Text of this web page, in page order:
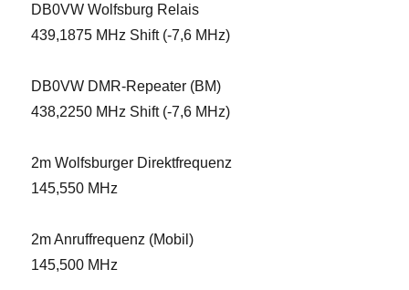
DB0VW Wolfsburg Relais
439,1875 MHz Shift (-7,6 MHz)
DB0VW DMR-Repeater (BM)
438,2250 MHz Shift (-7,6 MHz)
2m Wolfsburger Direktfrequenz
145,550 MHz
2m Anruffrequenz (Mobil)
145,500 MHz